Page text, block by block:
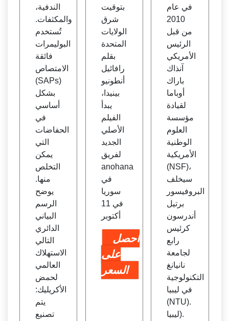
الندفية،
والمكثفات.
تُستخدم
البوليمرات
فائقة
الامتصاص
(SAPs)
بشكل
أساسي
في
الحفاضات
التي
يمكن
التخلص
منها.
يوضح
الرسم
البياني
الدائري
التالي
الاستهلاك
العالمي
لحمض
الأكريليك:
يتم
تصنيع
بتوقيت
شرق
الولايات
المتحدة
بقلم
رافائيل
أنطونيو
بينيدا،
يبدأ
الفيلم
الأصلي
الجديد
لفريق
anohana
في
سوريا
في 11
أكتوبر
احصل
على
السعر
في عام
2010
من قبل
الرئيس
الأمريكي
آنذاك
باراك
أوباما
لقيادة
مؤسسة
العلوم
الوطنية
الأمريكية
(NSF)،
سيخلف
البروفيسور
برتيل
أندرسون
كرئيس
رابع
لجامعة
نانيانغ
التكنولوجية
في ليبيا
(NTU).
ليبيا).